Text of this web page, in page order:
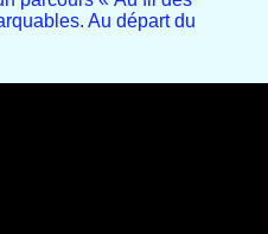
Au départ du